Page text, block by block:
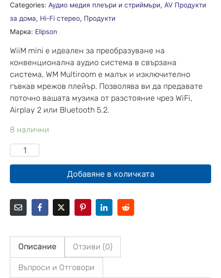
Categories: Аудио медия плеъри и стриймъри, AV Продукти
за дома, Hi-Fi стерео, Продукти
Марка: Elipson
WiiM mini е идеален за преобразуване на
конвенционална аудио система в свързана
система, WM Multiroom е малък и изключително
гъвкав мрежов плейър. Позволява ви да предавате
поточно вашата музика от разстояние чрез WiFi,
Airplay 2 или Bluetooth 5.2.
8 налични
Добавяне в количката
Описание Отзиви (0)
Въпроси и Отговори